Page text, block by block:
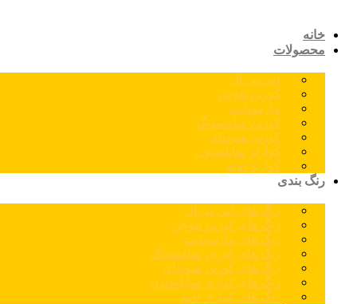
خانه
محصولات
اس پی ال
کورین نئوجن
مارمونایت
کورین سامسونگ
کورین هیوندای
کوارتز سایلستون
کوارتز توتم
رنگ بندی
رنگ های اس پی ال
رنگ های کورین نئوجن
رنگ های مارمونایت
رنگ های کورین سامسونگ
رنگ های کورین هیوندای
رنگ های کوارتز سایلستون
رنگ های کوارتز توتم